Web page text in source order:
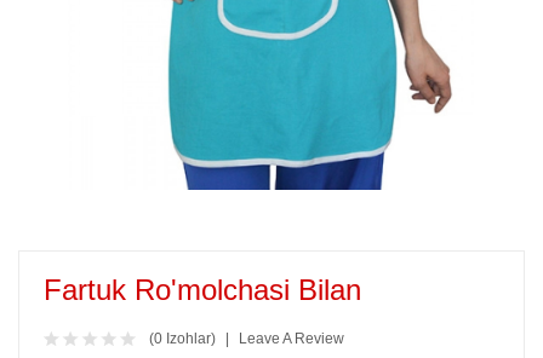
Fartuk Ro'molchasi Bilan
(0 Izohlar) Leave A Review